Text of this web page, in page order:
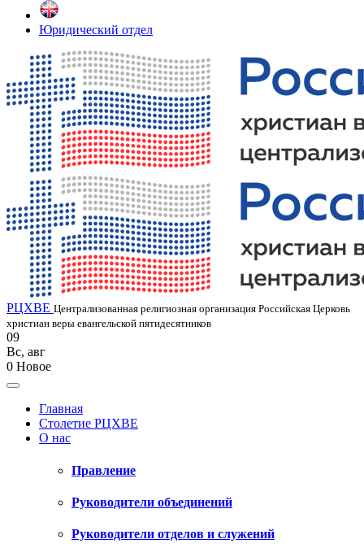
Юридический отдел
РЦХВЕ Централизованная религиозная организация Российская Церковь
христиан веры евангельской пятидесятников
09
Вс, авг
0 Новое
Главная
Столетие РЦХВЕ
О нас
Правление
Руководители объединений
Руководители отделов и служений